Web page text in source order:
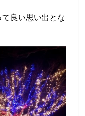
良い思い出とな